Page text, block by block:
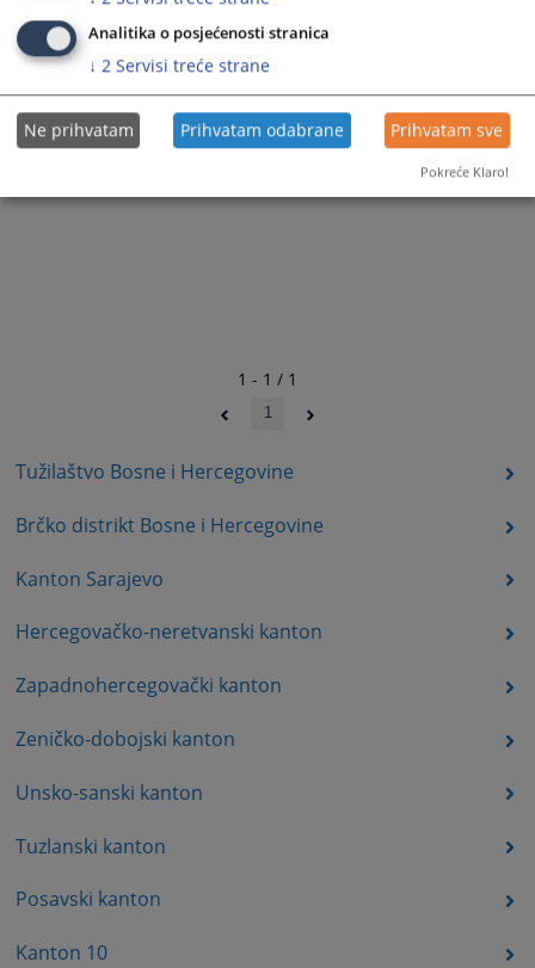
Tužilaštvo Bosne i Hercegovine
Brčko distrikt Bosne i Hercegovine
Kanton Sarajevo
Hercegovačko-neretvanski kanton
Zapadnohercegovački kanton
Zeničko-dobojski kanton
Unsko-sanski kanton
Tuzlanski kanton
Posavski kanton
Kanton 10
1 - 1 / 1
1
Analitika o posjećenosti stranica
↓ 2 Servisi treće strane
Ne prihvatam Prihvatam odabrane Prihvatam sve
Pokreće Klaro!